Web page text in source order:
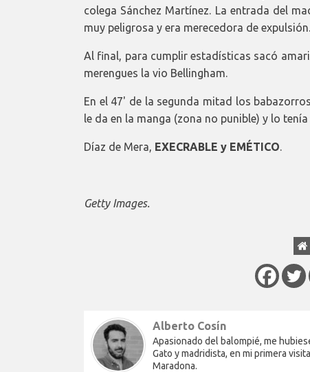
colega Sánchez Martínez. La entrada del
muy peligrosa y era merecedora de expulsión.
Al final, para cumplir estadísticas sacó
merengues la vio Bellingham.
En el 47' de la segunda mitad los
le da en la manga (zona no punible) y lo
Díaz de Mera, EXECRABLE y EMÉTICO
Getty Images.
Alberto Cosín
Apasionado del balompié, me
Gato y madridista, en mi primera
Maradona.